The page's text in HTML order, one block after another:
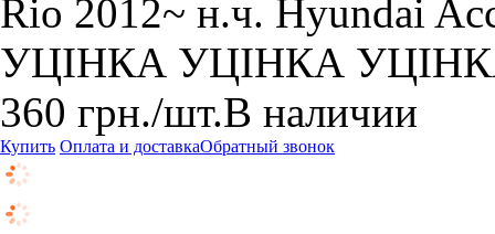
Rio 2012~ н.ч. Hyundai
УЦІНКА УЦІНКА
360 грн./шт.В наличии
Купить Оплата и доставкаОбратный звонок